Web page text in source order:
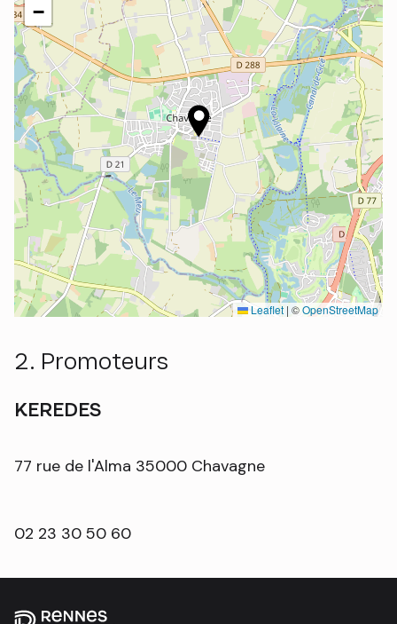
−
Leaflet | ©OpenStreetMap
2. Promoteurs
KEREDES
77 rue de l'Alma 35000 Chavagne
02 23 30 50 60